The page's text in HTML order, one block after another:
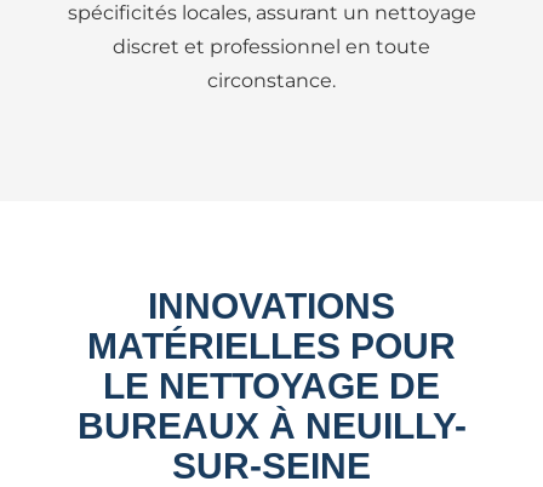
spécificités locales, assurant un nettoyage
discret et professionnel en toute
circonstance.
INNOVATIONS
MATÉRIELLES POUR
LE NETTOYAGE DE
BUREAUX À NEUILLY-
SUR-SEINE